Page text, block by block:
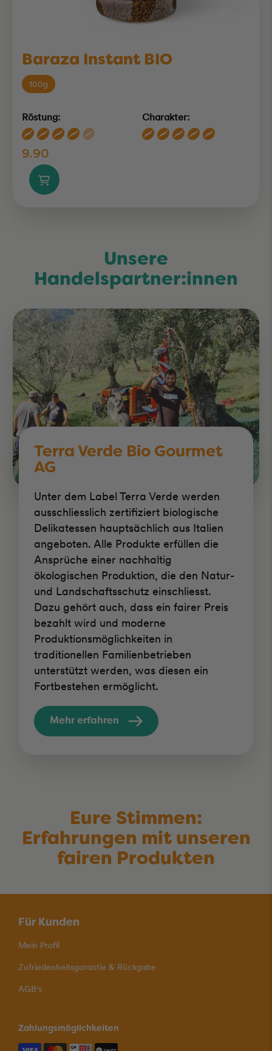
Baraza Instant BIO
100g
Röstung: Charakter:
9.90
Unsere
Handelspartner:innen
Terra Verde Bio Gourmet
AG
Unter dem Label Terra Verde werden
ausschliesslich zertifiziert biologische
Delikatessen hauptsächlich aus Italien
angeboten. Alle Produkte erfüllen die
Ansprüche einer nachhaltig
ökologischen Produktion, die den Natur-
und Landschaftsschutz einschliesst.
Dazu gehört auch, dass ein fairer Preis
bezahlt wird und moderne
Produktionsmöglichkeiten in
traditionellen Familienbetrieben
unterstützt werden, was diesen ein
Fortbestehen ermöglicht.
Mehr erfahren
Eure Stimmen:
Erfahrungen mit unseren
fairen Produkten
Für Kunden
Mein Profil
Zufriedenheitsgarantie & Rückgabe
AGB's
Zahlungsmöglichkeiten